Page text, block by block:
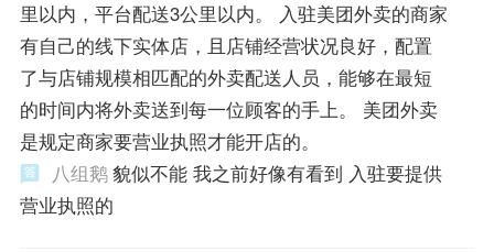
里以内，平台配送3公里以内。 入驻美团外卖的商家
有自己的线下实体店，且店铺经营状况良好，配置
了与店铺规模相匹配的外卖配送人员，能够在最短
的时间内将外卖送到每一位顾客的手上。 美团外卖
是规定商家要营业执照才能开店的。
八组鹅貌似不能 我之前好像有看到 入驻要提供
营业执照的